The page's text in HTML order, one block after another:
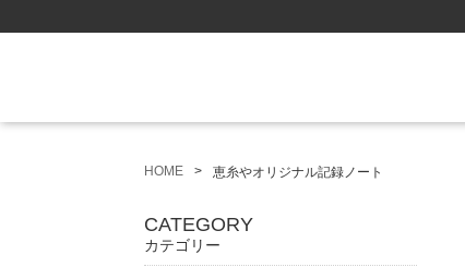
HOME 恵糸やオリジナル記録ノート
CATEGORY
カテゴリー